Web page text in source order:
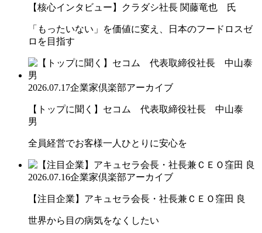
【核心インタビュー】クラダシ社長 関藤竜也 氏
「もったいない」を価値に変え、日本のフードロスゼ
ロを目指す
2026.07.17企業家倶楽部アーカイブ
【トップに聞く】セコム 代表取締役社長 中山泰
男
全員経営でお客様一人ひとりに安心を
2026.07.16企業家倶楽部アーカイブ
【注目企業】アキュセラ会長・社長兼ＣＥＯ窪田 良
世界から目の病気をなくしたい